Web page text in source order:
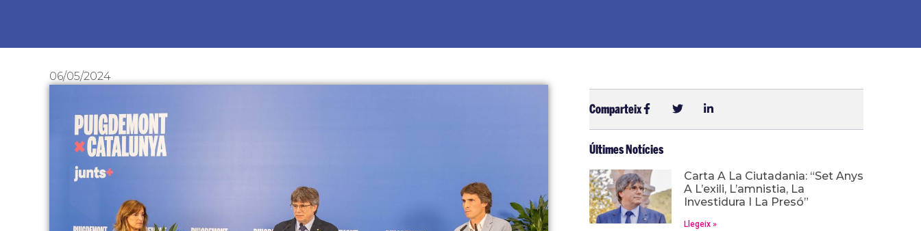
06/05/2024
Comparteix
Últimes Notícies
Carta A La Ciutadania: “Set Anys
A L’exili, L’amnistia, La
Investidura I La Presó”
Llegeix »